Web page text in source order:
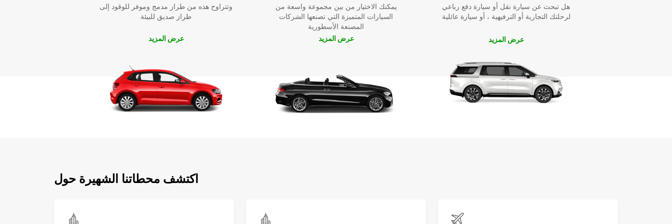
واستكشف كل معالم المدينة براحة وسهولة.
وتتراوح هذه من طراز مدمج وموفر للوقود إلى
طراز صديق للبيئة
عرض المزيد
يمكنك الاختيار من بين مجموعة واسعة من
السيارات المتميزة التي تصنعها الشركات
المصنعة الأسطورية
عرض المزيد
هل تبحث عن سيارة نقل أو سيارة دفع رباعي
لرحلتك التجارية أو الترفيهية ، أو سيارة عائلية
عرض المزيد
اكتشف محطاتنا الشهيرة حول